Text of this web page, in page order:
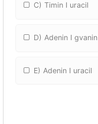
C) Timin I uracil
D) Adenin I gvanin
E) Adenin I uracil